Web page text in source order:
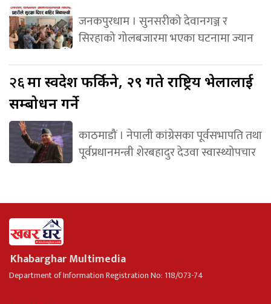
जनकपुरधाम । सुनसरीको देवानगञ्ज र
सिरहाको गोलबजारमा भएका घटनामा ज्यान
२६मा स्वदेश फर्किने, २९ गते राष्ट्रिय भेलालाई
सम्बोधन गर्ने
काठमाडौं । नेपाली कांग्रेसका पूर्वसभापति तथा
पूर्वप्रधानमन्त्री शेरबहादुर देउवा स्वास्थ्योपचार
Khabarghar Multimedia
Department of Information Registration No: 118/073-74